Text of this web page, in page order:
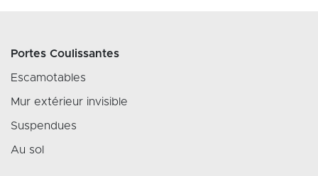
Portes Coulissantes
Escamotables
Mur extérieur invisible
Suspendues
Au sol